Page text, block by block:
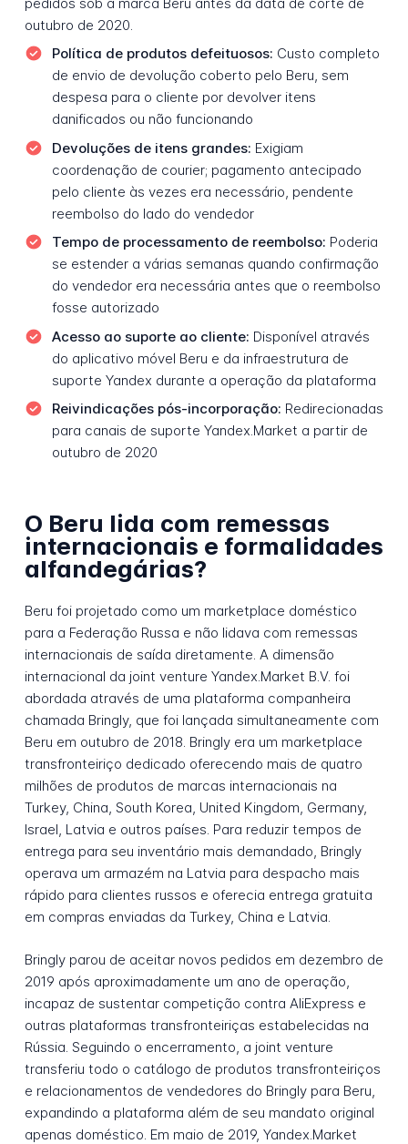
outubro de 2020.
Política de produtos defeituosos: Custo completo
de envio de devolução coberto pelo Beru, sem
despesa para o cliente por devolver itens
danificados ou não funcionando
Devoluções de itens grandes: Exigiam
coordenação de courier; pagamento antecipado
pelo cliente às vezes era necessário, pendente
reembolso do lado do vendedor
Tempo de processamento de reembolso: Poderia
se estender a várias semanas quando confirmação
do vendedor era necessária antes que o reembolso
fosse autorizado
Acesso ao suporte ao cliente: Disponível através
do aplicativo móvel Beru e da infraestrutura de
suporte Yandex durante a operação da plataforma
Reivindicações pós-incorporação: Redirecionadas
para canais de suporte Yandex.Market a partir de
outubro de 2020
O Beru lida com remessas
internacionais e formalidades
alfandegárias?
Beru foi projetado como um marketplace doméstico
para a Federação Russa e não lidava com remessas
internacionais de saída diretamente. A dimensão
internacional da joint venture Yandex.Market B.V. foi
abordada através de uma plataforma companheira
chamada Bringly, que foi lançada simultaneamente com
Beru em outubro de 2018. Bringly era um marketplace
transfronteiriço dedicado oferecendo mais de quatro
milhões de produtos de marcas internacionais na
Turkey, China, South Korea, United Kingdom, Germany,
Israel, Latvia e outros países. Para reduzir tempos de
entrega para seu inventário mais demandado, Bringly
operava um armazém na Latvia para despacho mais
rápido para clientes russos e oferecia entrega gratuita
em compras enviadas da Turkey, China e Latvia.
Bringly parou de aceitar novos pedidos em dezembro de
2019 após aproximadamente um ano de operação,
incapaz de sustentar competição contra AliExpress e
outras plataformas transfronteiriças estabelecidas na
Rússia. Seguindo o encerramento, a joint venture
transferiu todo o catálogo de produtos transfronteiriços
e relacionamentos de vendedores do Bringly para Beru,
expandindo a plataforma além de seu mandato original
apenas doméstico. Em maio de 2019, Yandex.Market